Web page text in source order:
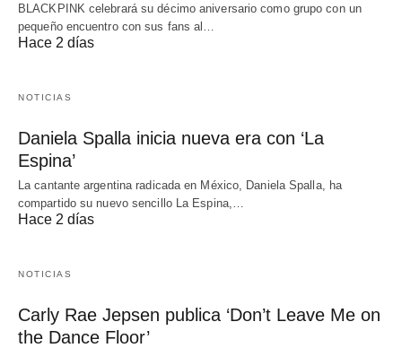
BLACKPINK celebrará su décimo aniversario como grupo con un
pequeño encuentro con sus fans al…
Hace 2 días
NOTICIAS
Daniela Spalla inicia nueva era con ‘La
Espina’
La cantante argentina radicada en México, Daniela Spalla, ha
compartido su nuevo sencillo La Espina,…
Hace 2 días
NOTICIAS
Carly Rae Jepsen publica ‘Don’t Leave Me on
the Dance Floor’